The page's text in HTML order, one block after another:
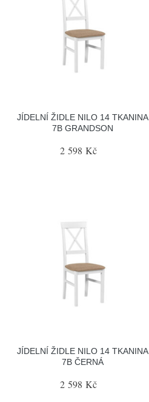
JÍDELNÍ ŽIDLE NILO 14 TKANINA
7B GRANDSON
2 598 Kč
JÍDELNÍ ŽIDLE NILO 14 TKANINA
7B ČERNÁ
2 598 Kč